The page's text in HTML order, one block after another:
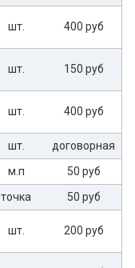
шт. 400 руб
шт. 150 руб
шт. 400 руб
шт.
договорная
м.п
50 руб
точка
50 руб
шт. 200 руб